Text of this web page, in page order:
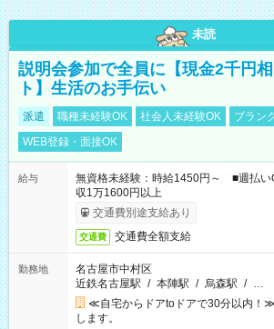
未読
説明会参加で全員に【現金2千円
ト】生活のお手伝い
派遣 職種未経験OK 社会人未経験OK
ブラン
WEB登録・面接OK
給与
無資格未経験：時給1450円～ ■週払
収1万1600円以上
交通費別途支給あり
交通費 交通費全額支給
勤務地
名古屋市中村区
近鉄名古屋駅 / 本陣駅 / 烏森駅 / …
≪自宅からドアtoドアで30分以内！
します。